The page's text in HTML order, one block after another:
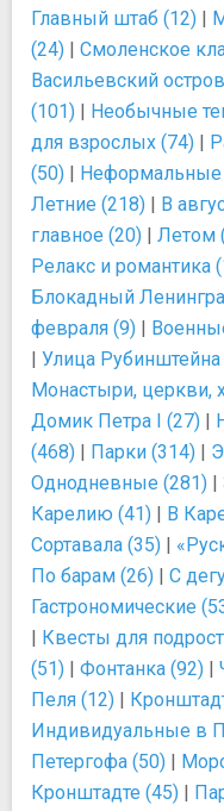
Главный штаб (12) |
(24) | Смоленское
Васильевский
(101) | Необычные
для взрослых (74) |
(50) | Неформальные
Летние (218) | В
главное (20) | Летом
Релакс и романтика
Блокадный
февраля (9) |
| Улица Рубинштейна
Монастыри, церкви,
Домик Петра I (27) |
(468) | Парки (314) |
Однодневные (281) |
Карелию (41) | В
Сортавала (35) |
По барам (26) | С
Гастрономические
| Квесты для
(51) | Фонтанка (92) |
Пеля (12) |
Индивидуальные в
Петергофа (50) |
Кронштадте (45) |